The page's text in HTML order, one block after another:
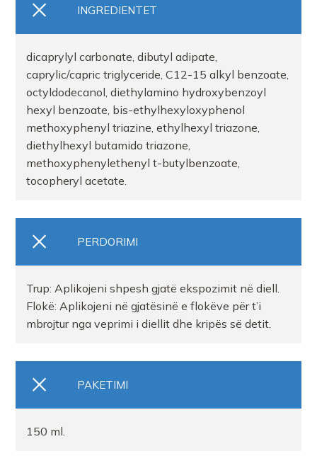
FARMACI SINA
Farmaci Elda
Farmaci Elda
FARMACI KSANTI FARMA TIRANE
INGREDIENTET
dicaprylyl carbonate, dibutyl adipate,
caprylic/capric triglyceride, C12-15 alkyl benzoate,
octyldodecanol, diethylamino hydroxybenzoyl
hexyl benzoate, bis-ethylhexyloxyphenol
methoxyphenyl triazine, ethylhexyl triazone,
diethylhexyl butamido triazone,
methoxyphenylethenyl t-butylbenzoate,
tocopheryl acetate.
PERDORIMI
Trup: Aplikojeni shpesh gjatë ekspozimit në diell.
Flokë: Aplikojeni në gjatësinë e flokëve për t’i
mbrojtur nga veprimi i diellit dhe kripës së detit.
PAKETIMI
150 ml.